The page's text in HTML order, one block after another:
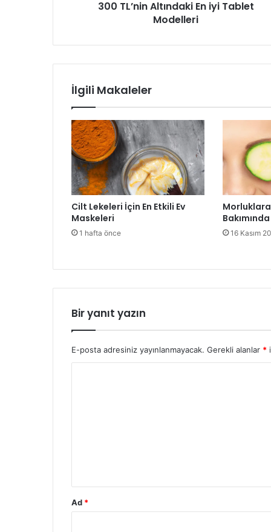
300 TL’nin Altındaki En iyi Tablet
Modelleri
İlgili Makaleler
Cilt Lekeleri İçin En Etkili Ev
Maskeleri
1 hafta önce
Morluklara
16 Kasım
Bir yanıt yazın
E-posta adresiniz yayınlanmayacak. Gerekli alanlar *
Ad *